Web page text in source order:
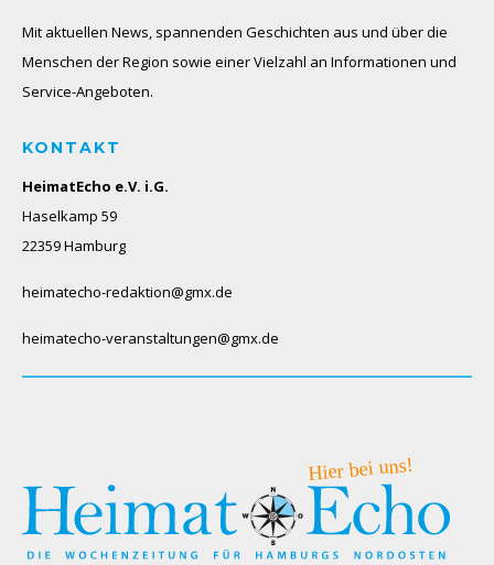
Mit aktuellen News, spannenden Geschichten aus und über die
Menschen der Region sowie einer Vielzahl an Informationen und
Service-Angeboten.
KONTAKT
HeimatEcho e.V. i.G.
Haselkamp 59
22359 Hamburg
heimatecho-redaktion@gmx.de
heimatecho-veranstaltungen@gmx.de